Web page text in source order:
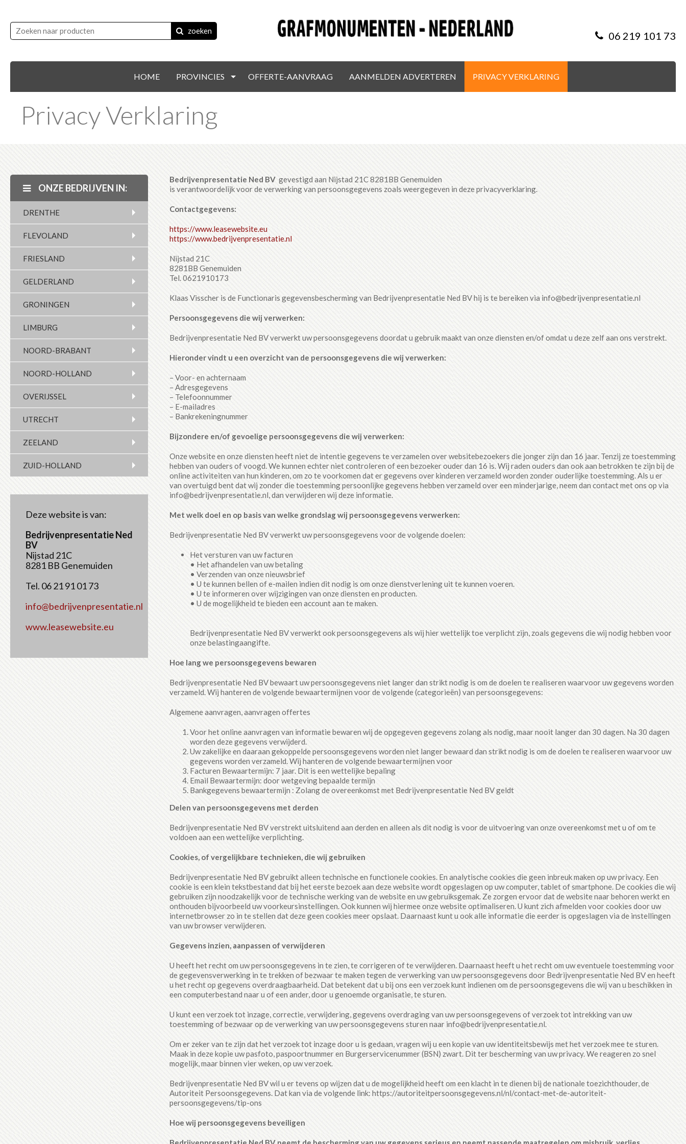
zoeken 06 219 101 73
HOME PROVINCIES OFFERTE-AANVRAAG AANMELDEN ADVERTEREN PRIVACY VERKLARING
Privacy Verklaring
ONZE BEDRIJVEN IN:
DRENTHE
FLEVOLAND
FRIESLAND
GELDERLAND
GRONINGEN
LIMBURG
NOORD-BRABANT
NOORD-HOLLAND
OVERIJSSEL
UTRECHT
ZEELAND
ZUID-HOLLAND
Deze website is van:
Bedrijvenpresentatie Ned
BV
Nijstad 21C
8281 BB Genemuiden
Tel. 06 21 91 01 73
info@bedrijvenpresentatie.nl
www.leasewebsite.eu
Bedrijvenpresentatie Ned BV gevestigd aan Nijstad 21C 8281BB Genemuiden
is verantwoordelijk voor de verwerking van persoonsgegevens zoals weergegeven in deze privacyverklaring.
Contactgegevens:
https://www.leasewebsite.eu
https://www.bedrijvenpresentatie.nl
Nijstad 21C
8281BB Genemuiden
Tel. 0621910173
Klaas Visscher is de Functionaris gegevensbescherming van Bedrijvenpresentatie Ned BV hij is te bereiken via info@bedrijvenpresentatie.nl
Persoonsgegevens die wij verwerken:
Bedrijvenpresentatie Ned BV verwerkt uw persoonsgegevens doordat u gebruik maakt van onze diensten en/of omdat u deze zelf aan ons verstrekt.
Hieronder vindt u een overzicht van de persoonsgegevens die wij verwerken:
– Voor- en achternaam
– Adresgegevens
– Telefoonnummer
– E-mailadres
– Bankrekeningnummer
Bijzondere en/of gevoelige persoonsgegevens die wij verwerken:
Onze website en onze diensten heeft niet de intentie gegevens te verzamelen over websitebezoekers die jonger zijn dan 16 jaar. Tenzij ze toestemming
hebben van ouders of voogd. We kunnen echter niet controleren of een bezoeker ouder dan 16 is. Wij raden ouders dan ook aan betrokken te zijn bij de
online activiteiten van hun kinderen, om zo te voorkomen dat er gegevens over kinderen verzameld worden zonder ouderlijke toestemming. Als u er
van overtuigd bent dat wij zonder die toestemming persoonlijke gegevens hebben verzameld over een minderjarige, neem dan contact met ons op via
info@bedrijvenpresentatie.nl, dan verwijderen wij deze informatie.
Met welk doel en op basis van welke grondslag wij persoonsgegevens verwerken:
Bedrijvenpresentatie Ned BV verwerkt uw persoonsgegevens voor de volgende doelen:
Het versturen van uw facturen
• Het afhandelen van uw betaling
• Verzenden van onze nieuwsbrief
• U te kunnen bellen of e-mailen indien dit nodig is om onze dienstverlening uit te kunnen voeren.
• U te informeren over wijzigingen van onze diensten en producten.
• U de mogelijkheid te bieden een account aan te maken.
Bedrijvenpresentatie Ned BV verwerkt ook persoonsgegevens als wij hier wettelijk toe verplicht zijn, zoals gegevens die wij nodig hebben voor
onze belastingaangifte.
Hoe lang we persoonsgegevens bewaren
Bedrijvenpresentatie Ned BV bewaart uw persoonsgegevens niet langer dan strikt nodig is om de doelen te realiseren waarvoor uw gegevens worden
verzameld. Wij hanteren de volgende bewaartermijnen voor de volgende (categorieën) van persoonsgegevens:
Algemene aanvragen, aanvragen offertes
Voor het online aanvragen van informatie bewaren wij de opgegeven gegevens zolang als nodig, maar nooit langer dan 30 dagen. Na 30 dagen
worden deze gegevens verwijderd.
Uw zakelijke en daaraan gekoppelde persoonsgegevens worden niet langer bewaard dan strikt nodig is om de doelen te realiseren waarvoor uw
gegevens worden verzameld. Wij hanteren de volgende bewaartermijnen voor
Facturen Bewaartermijn: 7 jaar. Dit is een wettelijke bepaling
Email Bewaartermijn: door wetgeving bepaalde termijn
Bankgegevens bewaartermijn : Zolang de overeenkomst met Bedrijvenpresentatie Ned BV geldt
Delen van persoonsgegevens met derden
Bedrijvenpresentatie Ned BV verstrekt uitsluitend aan derden en alleen als dit nodig is voor de uitvoering van onze overeenkomst met u of om te
voldoen aan een wettelijke verplichting.
Cookies, of vergelijkbare technieken, die wij gebruiken
Bedrijvenpresentatie Ned BV gebruikt alleen technische en functionele cookies. En analytische cookies die geen inbreuk maken op uw privacy. Een
cookie is een klein tekstbestand dat bij het eerste bezoek aan deze website wordt opgeslagen op uw computer, tablet of smartphone. De cookies die wij
gebruiken zijn noodzakelijk voor de technische werking van de website en uw gebruiksgemak. Ze zorgen ervoor dat de website naar behoren werkt en
onthouden bijvoorbeeld uw voorkeursinstellingen. Ook kunnen wij hiermee onze website optimaliseren. U kunt zich afmelden voor cookies door uw
internetbrowser zo in te stellen dat deze geen cookies meer opslaat. Daarnaast kunt u ook alle informatie die eerder is opgeslagen via de instellingen
van uw browser verwijderen.
Gegevens inzien, aanpassen of verwijderen
U heeft het recht om uw persoonsgegevens in te zien, te corrigeren of te verwijderen. Daarnaast heeft u het recht om uw eventuele toestemming voor
de gegevensverwerking in te trekken of bezwaar te maken tegen de verwerking van uw persoonsgegevens door Bedrijvenpresentatie Ned BV en heeft
u het recht op gegevens overdraagbaarheid. Dat betekent dat u bij ons een verzoek kunt indienen om de persoonsgegevens die wij van u beschikken in
een computerbestand naar u of een ander, door u genoemde organisatie, te sturen.
U kunt een verzoek tot inzage, correctie, verwijdering, gegevens overdraging van uw persoonsgegevens of verzoek tot intrekking van uw
toestemming of bezwaar op de verwerking van uw persoonsgegevens sturen naar info@bedrijvenpresentatie.nl.
Om er zeker van te zijn dat het verzoek tot inzage door u is gedaan, vragen wij u een kopie van uw identiteitsbewijs met het verzoek mee te sturen.
Maak in deze kopie uw pasfoto, paspoortnummer en Burgerservicenummer (BSN) zwart. Dit ter bescherming van uw privacy. We reageren zo snel
mogelijk, maar binnen vier weken, op uw verzoek.
Bedrijvenpresentatie Ned BV wil u er tevens op wijzen dat u de mogelijkheid heeft om een klacht in te dienen bij de nationale toezichthouder, de
Autoriteit Persoonsgegevens. Dat kan via de volgende link: https://autoriteitpersoonsgegevens.nl/nl/contact-met-de-autoriteit-
persoonsgegevens/tip-ons
Hoe wij persoonsgegevens beveiligen